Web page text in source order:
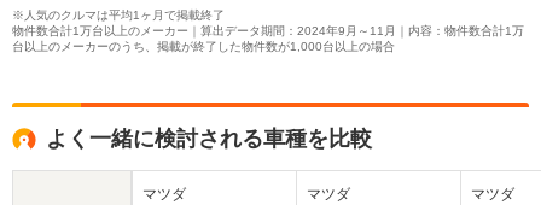
※人気のクルマは平均1ヶ月で掲載終了
物件数合計1万台以上のメーカー｜算出データ期間：2024年9月～11月｜内容：物件数合計1万
台以上のメーカーのうち、掲載が終了した物件数が1,000台以上の場合
よく一緒に検討される車種を比較
マツダ マツダ マツダ